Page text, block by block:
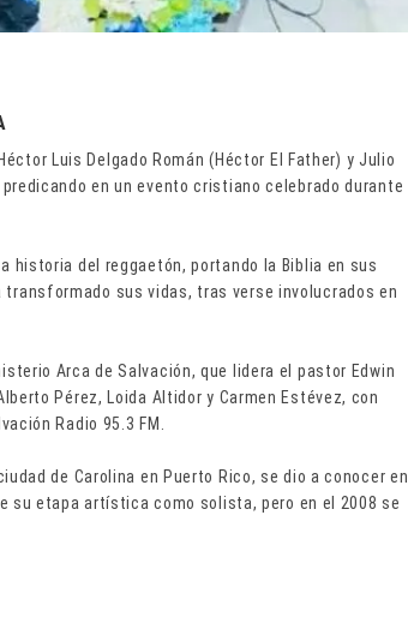
Luis Delgado Román (Héctor El Father) y Julio
en un evento cristiano celebrado durante
historia del reggaetón, portando la Biblia en sus
sus vidas, tras verse involucrados en
Arca de Salvación, que lidera el pastor Edwin
Pérez, Loida Altidor y Carmen Estévez, con
Radio 95.3 FM.
de Carolina en Puerto Rico, se dio a conocer en
su etapa artística como solista, pero en el 2008 se